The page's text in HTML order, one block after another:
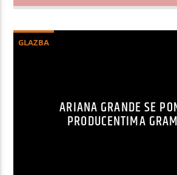
GLAZBA
ARIANA GRANDE SE
PRODUCENTIMA